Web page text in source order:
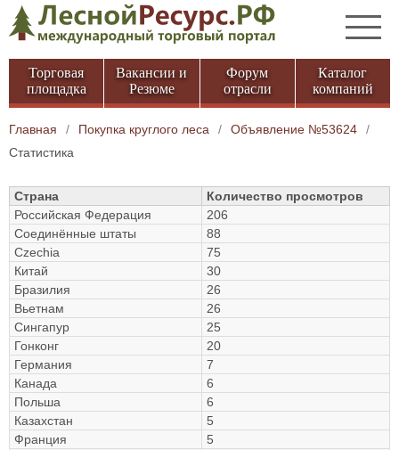
Торговая
площадка
Вакансии и
Резюме
Форум
отрасли
Каталог
компаний
Главная / Покупка круглого леса / Объявление №53624
/
Статистика
Страна
Количество просмотров
Российская Федерация
206
Соединённые штаты
88
Czechia
75
Китай
30
Бразилия
26
Вьетнам
26
Сингапур
25
Гонконг
20
Германия
7
Канада
6
Польша
6
Казахстан
5
Франция
5